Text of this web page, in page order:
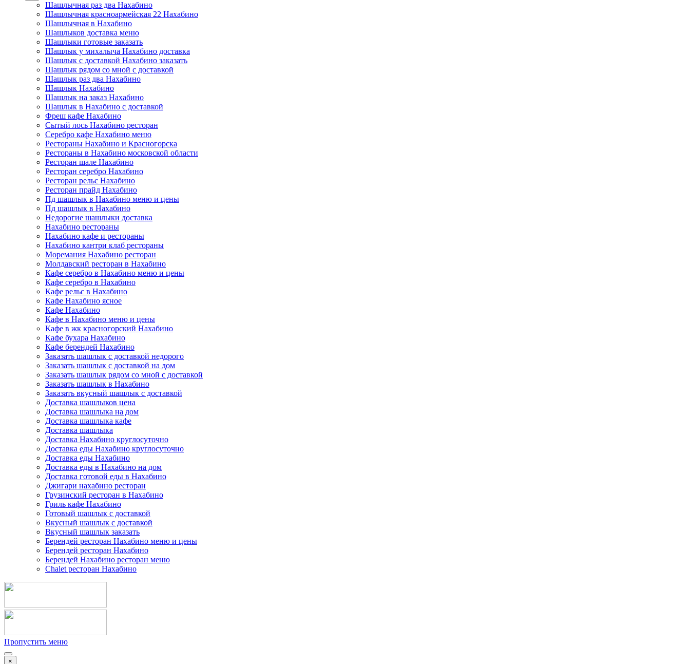
Шашлычная раз два Нахабино
Шашлычная красноармейская 22 Нахабино
Шашлычная в Нахабино
Шашлыков доставка меню
Шашлыки готовые заказать
Шашлык у михалыча Нахабино доставка
Шашлык с доставкой Нахабино заказать
Шашлык рядом со мной с доставкой
Шашлык раз два Нахабино
Шашлык Нахабино
Шашлык на заказ Нахабино
Шашлык в Нахабино с доставкой
Фреш кафе Нахабино
Сытый лось Нахабино ресторан
Серебро кафе Нахабино меню
Рестораны Нахабино и Красногорска
Рестораны в Нахабино московской области
Ресторан шале Нахабино
Ресторан серебро Нахабино
Ресторан рельс Нахабино
Ресторан прайд Нахабино
Пд шашлык в Нахабино меню и цены
Пд шашлык в Нахабино
Недорогие шашлыки доставка
Нахабино рестораны
Нахабино кафе и рестораны
Нахабино кантри клаб рестораны
Моремания Нахабино ресторан
Молдавский ресторан в Нахабино
Кафе серебро в Нахабино меню и цены
Кафе серебро в Нахабино
Кафе рельс в Нахабино
Кафе Нахабино ясное
Кафе Нахабино
Кафе в Нахабино меню и цены
Кафе в жк красногорский Нахабино
Кафе бухара Нахабино
Кафе берендей Нахабино
Заказать шашлык с доставкой недорого
Заказать шашлык с доставкой на дом
Заказать шашлык рядом со мной с доставкой
Заказать шашлык в Нахабино
Заказать вкусный шашлык с доставкой
Доставка шашлыков цена
Доставка шашлыка на дом
Доставка шашлыка кафе
Доставка шашлыка
Доставка Нахабино круглосуточно
Доставка еды Нахабино круглосуточно
Доставка еды Нахабино
Доставка еды в Нахабино на дом
Доставка готовой еды в Нахабино
Джигари нахабино ресторан
Грузинский ресторан в Нахабино
Гриль кафе Нахабино
Готовый шашлык с доставкой
Вкусный шашлык с доставкой
Вкусный шашлык заказать
Берендей ресторан Нахабино меню и цены
Берендей ресторан Нахабино
Берендей Нахабино ресторан меню
Chalet ресторан Нахабино
Пропустить меню
×